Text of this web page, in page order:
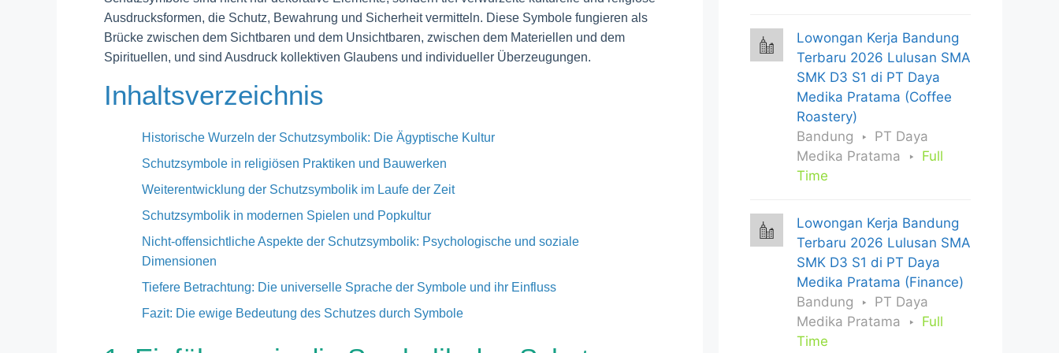
Ausdrucksformen, die Schutz, Bewahrung und Sicherheit vermitteln. Diese Symbole fungieren als
Brücke zwischen dem Sichtbaren und dem Unsichtbaren, zwischen dem Materiellen und dem
Spirituellen, und sind Ausdruck kollektiven Glaubens und individueller Überzeugungen.
Inhaltsverzeichnis
Historische Wurzeln der Schutzsymbolik: Die Ägyptische Kultur
Schutzsymbole in religiösen Praktiken und Bauwerken
Weiterentwicklung der Schutzsymbolik im Laufe der Zeit
Schutzsymbolik in modernen Spielen und Popkultur
Nicht-offensichtliche Aspekte der Schutzsymbolik: Psychologische und soziale
Dimensionen
Tiefere Betrachtung: Die universelle Sprache der Symbole und ihr Einfluss
Fazit: Die ewige Bedeutung des Schutzes durch Symbole
Lowongan Kerja Bandung
Terbaru 2026 Lulusan SMA
SMK D3 S1 di PT Daya
Medika Pratama (Coffee
Roastery)
Bandung
PT Daya
Medika Pratama
Full
Time
Lowongan Kerja Bandung
Terbaru 2026 Lulusan SMA
SMK D3 S1 di PT Daya
Medika Pratama (Finance)
Bandung
PT Daya
Medika Pratama
Full
Time